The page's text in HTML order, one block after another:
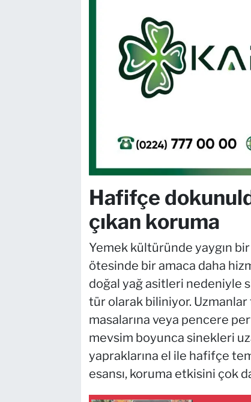
Hafifçe
çıkan koruma
Yemek kültüründe yaygın
ötesinde bir amaca daha
doğal yağ asitleri nedeniyle
tür olarak biliniyor. Uzmanlar
masalarına veya pencere
mevsim boyunca sinekleri
yapraklarına el ile hafifçe
esansı, koruma etkisini çok